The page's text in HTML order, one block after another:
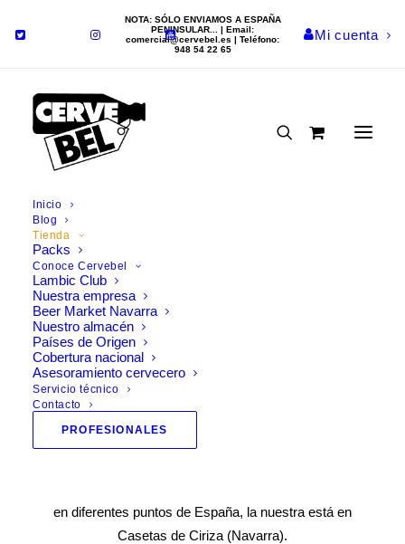
NOTA: SÓLO ENVIAMOS A ESPAÑA
PENINSULAR... | Email:
comercial@cervebel.es | Teléfono:
948 54 22 65
Mi cuenta
Inicio
Blog
Tienda
Packs
Conoce Cervebel
Lambic Club
Nuestra empresa
Beer Market Navarra
Nuestro almacén
Países de Origen
Cobertura nacional
Asesoramiento cervecero
Servicio técnico
Contacto
PROFESIONALES
Comprar cerveza
Encontrarás más de 200
cervezas en nuestra tienda
Compra cerveza online con las mejores
en diferentes puntos de España, la nuestra está en
Casetas de Ciriza (Navarra).